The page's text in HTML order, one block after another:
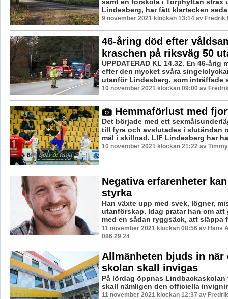
Lindesberg, har fått klartecken
9 november 2021 klockan 13:14 av Fredrik
46-åring död efter
kraschen på riksväg 50
UPPDATERAD KL 14.32. En 46-årig
efter den mycket svåra
utanför Lindesberg, som inträffade
10 november 2021 klockan 09:00 av
Hemmaförlust med
Det började med ett
till fyra och avslutades i slutändan
mål i skillnad. LIF Lindesberg har
10 november 2021 klockan 21:22 av
Negativa erfarenheter
styrka
Han växte upp med svek, lögner,
utanförskap. Idag pratar han om att
med en sådan ryggsäck, att släppa
11 november 2021 klockan 08:56 av Hans
086 29 24
Allmänheten bjuds in när
skolan skall invigas
På lördag öppnas Lindbackaskolan
skall nämligen den officiella
11 november 2021 klockan 12:37 av